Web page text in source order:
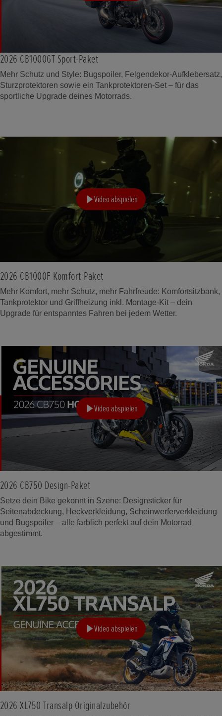
2026 CB1000GT Sport-Paket
Mehr Schutz und Style: Bugspoiler, Felgendekor-Aufklebersatz,
Sturzprotektoren sowie ein Tankprotektoren-Set – für das
sportliche Upgrade deines Motorrads.
Video abspielen
2026 CB1000F Komfort-Paket
Mehr Komfort, mehr Schutz, mehr Fahrfreude: Komfortsitzbank,
Tankprotektor und Griffheizung inkl. Montage-Kit – dein
Upgrade für entspanntes Fahren bei jedem Wetter.
Video abspielen
2026 CB750 Design-Paket
Setze dein Bike gekonnt in Szene: Designsticker für
Seitenabdeckung, Heckverkleidung, Scheinwerferverkleidung
und Bugspoiler – alle farblich perfekt auf dein Motorrad
abgestimmt.
Video abspielen
2026 XL750 Transalp Originalzubehör